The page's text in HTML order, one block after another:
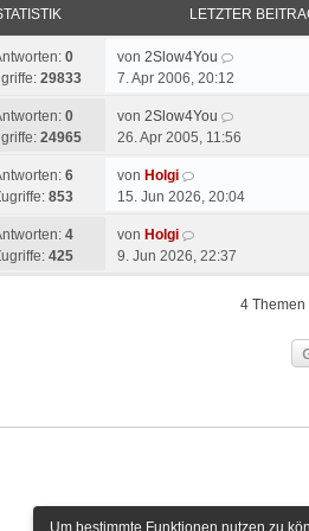
LETZTER
0
29833
von 2Slow4You
7. Apr 2006, 20:12
0
24965
von 2Slow4You
26. Apr 2005, 11:56
6
853
von Holgi
15. Jun 2026, 20:04
4
425
von Holgi
9. Jun 2026, 22:37
4 Themen
Um bestimmte Funktionen nutzen zu